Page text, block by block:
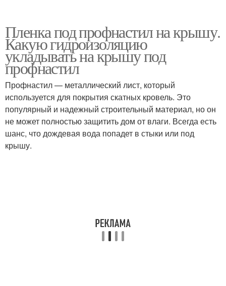
Пленка под профнастил на крышу.
Какую гидроизоляцию
укладывать на крышу под
профнастил
Профнастил — металлический лист, который
используется для покрытия скатных кровель. Это
популярный и надежный строительный материал, но он
не может полностью защитить дом от влаги. Всегда есть
шанс, что дождевая вода попадет в стыки или под
крышу.